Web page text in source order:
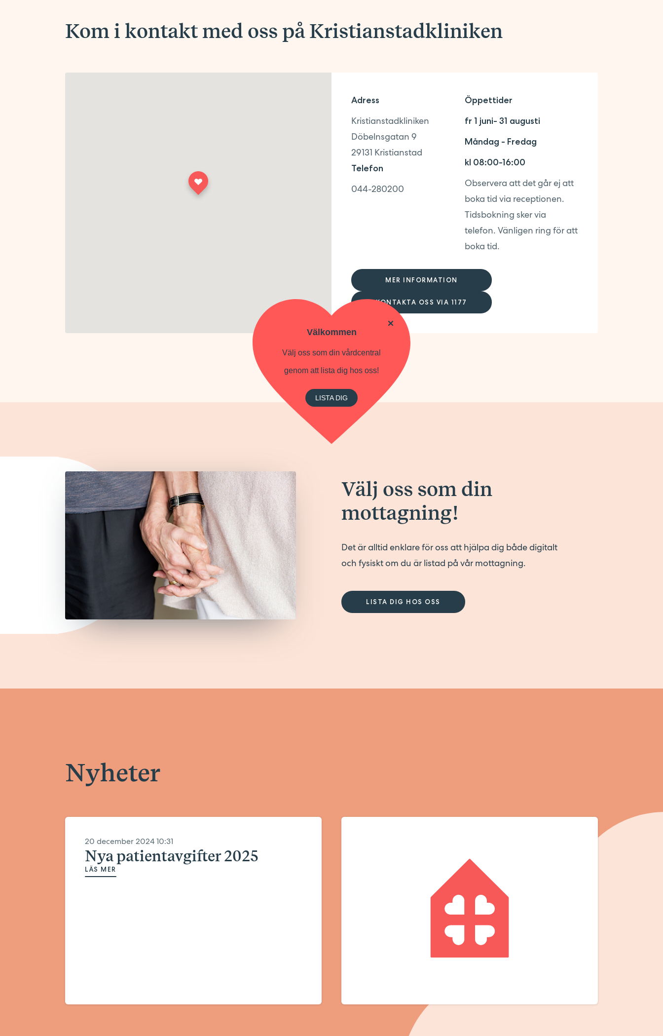
Kom i kontakt med oss på Kristianstadkliniken
Adress
Kristianstadkliniken
Döbelnsgatan 9
29131 Kristianstad
Telefon
044-280200
Öppettider
fr 1 juni- 31 augusti
Måndag - Fredag
kl 08:00-16:00
Observera att det går ej att
boka tid via receptionen.
Tidsbokning sker via
telefon. Vänligen ring för att
boka tid.
MER INFORMATION
KONTAKTA OSS VIA 1177
Välj oss som din
mottagning!
Det är alltid enklare för oss att hjälpa dig både digitalt
och fysiskt om du är listad på vår mottagning.
LISTA DIG HOS OSS
Nyheter
20 december 2024 10:31
Nya patientavgifter 2025
LÄS MER
Välkommen
Välj oss som din vårdcentral
genom att lista dig hos oss!
LISTA DIG